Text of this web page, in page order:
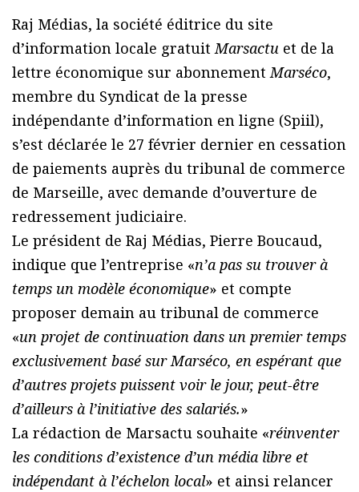
Raj Médias, la société éditrice du site
d’information locale gratuitMarsactu et de la
lettre économique sur abonnementMarséco,
membre du Syndicat de la presse
indépendante d’information en ligne (Spiil),
s’est déclarée le 27 février dernier en cessation
de paiements auprès du tribunal de commerce
de Marseille, avec demande d’ouverture de
redressement judiciaire.
Le président de Raj Médias, Pierre Boucaud,
indique que l’entreprise «n’a pas su trouver à
temps un modèle économique» et compte
proposer demain au tribunal de commerce
«un projet de continuation dans un premier temps
exclusivement basé sur Marséco, en espérant que
d’autres projets puissent voir le jour, peut-être
d’ailleurs à l’initiative des salariés.»
La rédaction de Marsactu souhaite «réinventer
les conditions d’existence d’un média libre et
indépendant à l’échelon local» et ainsi relancer